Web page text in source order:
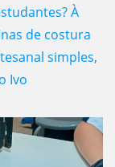
À
de costura
simples,
Ivo